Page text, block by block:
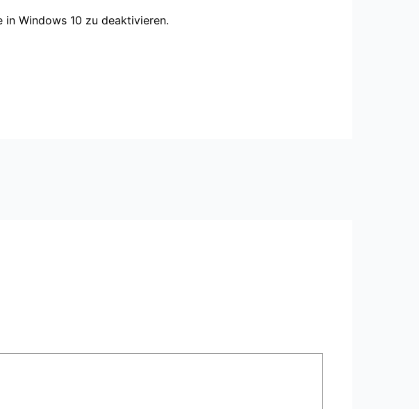
Windows 10 zu deaktivieren.